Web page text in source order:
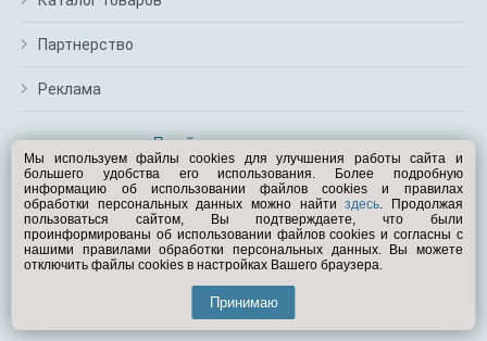
Партнерство
Реклама
Перейти на полную версию
Вам помочь?
© Exist.ru 1998—2026
Мы используем файлы cookies для улучшения работы сайта и
большего удобства его использования. Более подробную
информацию об использовании файлов cookies и правилах
обработки персональных данных можно найтиздесь. Продолжая
пользоваться сайтом, Вы подтверждаете, что были
проинформированы об использовании файлов cookies и согласны с
нашими правилами обработки персональных данных. Вы можете
отключить файлы cookies в настройках Вашего браузера.
Принимаю